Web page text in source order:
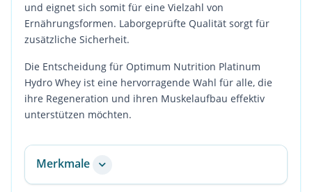
und eignet sich somit für eine Vielzahl von
Ernährungsformen. Laborgeprüfte Qualität sorgt für
zusätzliche Sicherheit.
Die Entscheidung für Optimum Nutrition Platinum
Hydro Whey ist eine hervorragende Wahl für alle, die
ihre Regeneration und ihren Muskelaufbau effektiv
unterstützen möchten.
Merkmale